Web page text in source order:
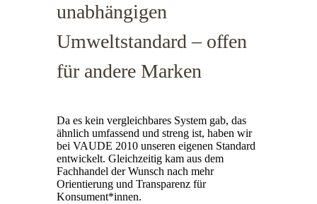
unabhängigen
Umweltstandard – offen
für andere Marken
Da es kein vergleichbares System gab, das
ähnlich umfassend und streng ist, haben wir
bei VAUDE 2010 unseren eigenen Standard
entwickelt. Gleichzeitig kam aus dem
Fachhandel der Wunsch nach mehr
Orientierung und Transparenz für
Konsument*innen.